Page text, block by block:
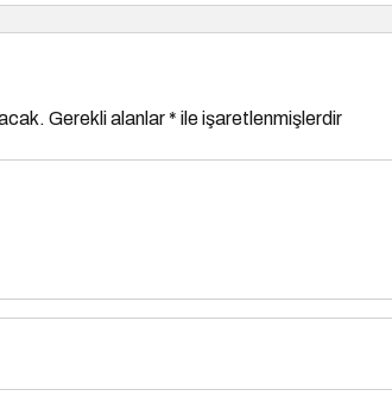
Gerekli alanlar* ile işaretlenmişlerdir